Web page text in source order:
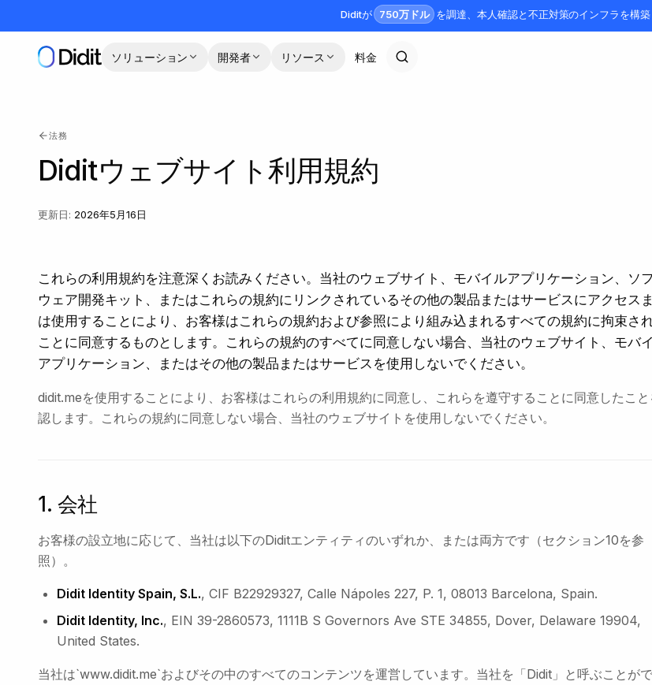
Diditが 750万ドル を調達、本人確認と不正対策のインフラを構築
ソリューション 開発者 リソース 料金
法務
Diditウェブサイト利用規約
更新日: 2026年5月16日
これらの利用規約を注意深くお読みください。当社のウェブサイト、モバイルアプリケーション、ソ
ウェア開発キット、またはこれらの規約にリンクされているその他の製品またはサービスにアクセス
は使用することにより、お客様はこれらの規約および参照により組み込まれるすべての規約に拘束さ
ことに同意するものとします。これらの規約のすべてに同意しない場合、当社のウェブサイト、モバ
アプリケーション、またはその他の製品またはサービスを使用しないでください。
didit.meを使用することにより、お客様はこれらの利用規約に同意し、これらを遵守することに同意したこと
認します。これらの規約に同意しない場合、当社のウェブサイトを使用しないでください。
1. 会社
お客様の設立地に応じて、当社は以下のDiditエンティティのいずれか、または両方です（セクション10を参
照）。
Didit Identity Spain, S.L., CIF B22929327, Calle Nápoles 227, P. 1, 08013 Barcelona, Spain.
Didit Identity, Inc., EIN 39-2860573, 1111B S Governors Ave STE 34855, Dover, Delaware 19904,
United States.
当社は`www.didit.me`およびその中のすべてのコンテンツを運営しています。当社を「Didit」と呼ぶことが